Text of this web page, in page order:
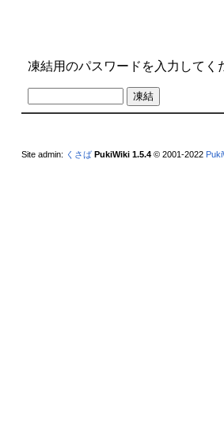
凍結用のパスワードを入力してく
Site admin: くさば PukiWiki 1.5.4© 2001-2022